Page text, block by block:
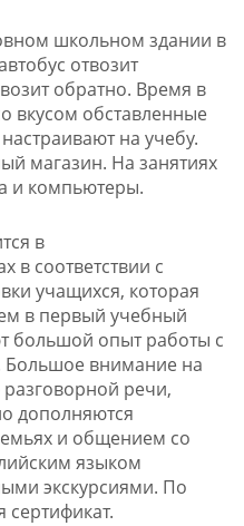
школьном здании в
отвозит
обратно. Время в
вкусом обставленные
на учебу.
магазин. На занятиях
и компьютеры.
в
в соответствии с
учащихся, которая
в первый учебный
большой опыт работы с
Большое внимание на
разговорной речи,
дополняются
и общением со
языком
экскурсиями. По
сертификат.